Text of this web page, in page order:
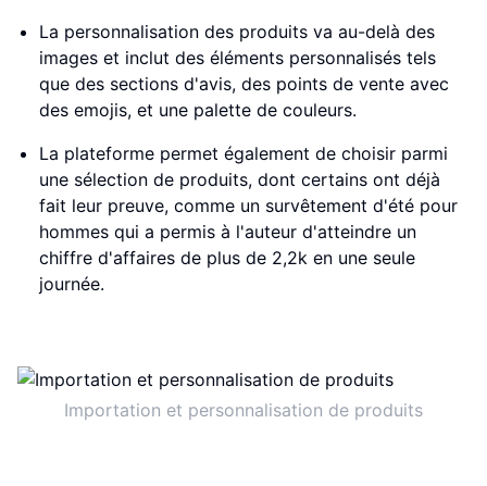
La personnalisation des produits va au-delà des
images et inclut des éléments personnalisés tels
que des sections d'avis, des points de vente avec
des emojis, et une palette de couleurs.
La plateforme permet également de choisir parmi
une sélection de produits, dont certains ont déjà
fait leur preuve, comme un survêtement d'été pour
hommes qui a permis à l'auteur d'atteindre un
chiffre d'affaires de plus de 2,2k en une seule
journée.
Importation et personnalisation de produits